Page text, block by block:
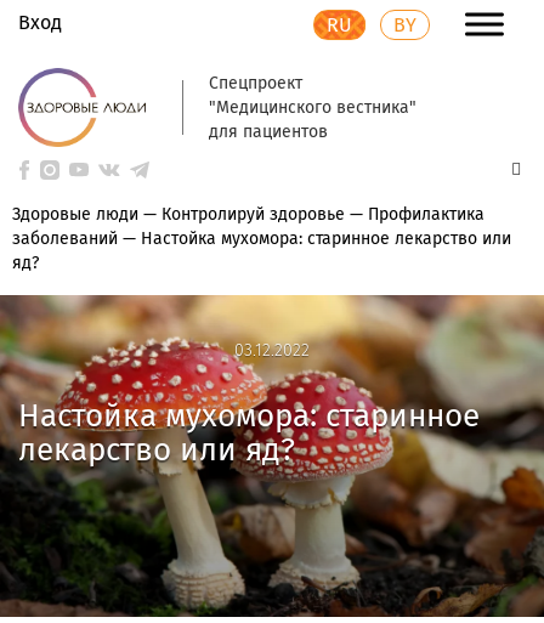
Вход RU BY
Спецпроект
"Медицинского вестника"
для пациентов
Здоровые люди — Контролируй здоровье — Профилактика
заболеваний — Настойка мухомора: старинное лекарство или
яд?
03.12.2022
03.12.2022
Настойка мухомора: старинное
лекарство или яд?